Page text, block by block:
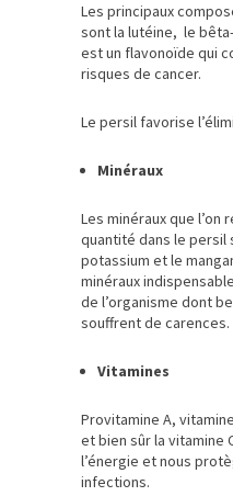
Les principaux
sont la lutéine, le
est un flavonoïde qui
risques de cancer.
Le persil favorise
Minéraux
Les minéraux que l’on
quantité dans le persil
potassium et le
minéraux
de l’organisme dont
souffrent de carences.
Vitamines
Provitamine A,
et bien sûr la vitamine
l’énergie et nous
infections.